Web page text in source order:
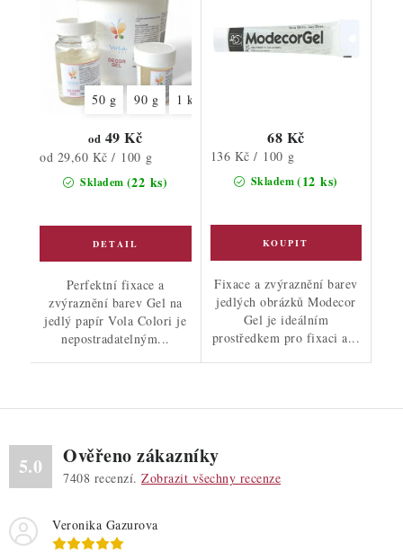
50 g 90 g 1 kg
Skladem (22 ks)
od 49 Kč
Měrná
cena:
od 29,60 Kč / 100 g
Perfektní fixace a
zvýraznění barev Gel na
jedlý papír Vola Colori je
nepostradatelným...
Skladem(12 ks)
68 Kč
Měrná
cena:
136 Kč / 100 g
Fixace a zvýraznění barev
jedlých obrázků Modecor
Gel je ideálním
prostředkem pro fixaci a...
5.0 Ověřeno zákazníky
7408 recenzí. Zobrazit všechny recenze
Veronika Gazurova